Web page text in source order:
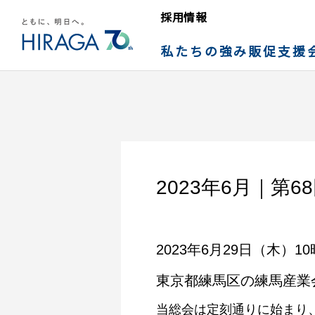
採用情報
私たちの強み販促支援
2023年6月｜第
2023年6月29日（木）10
東京都練馬区の練馬産
当総会は定刻通りに始まり